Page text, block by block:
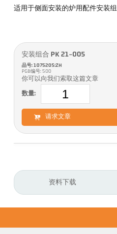
适用于侧面安装的炉用配件安装
安装组合 PK 21-005
品号: 1075205:ZH
PGB编号: 500
你可以向我们索取这篇文章
数量:
请求文章
资料下载